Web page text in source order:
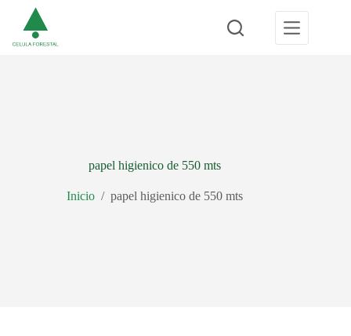
contenido
papel higienico de 550 mts
Inicio / papel higienico de 550 mts